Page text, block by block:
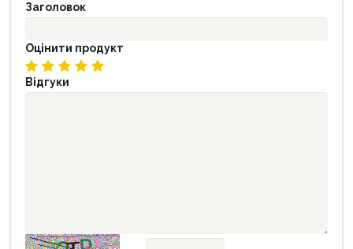
Заголовок
Оцінити продукт
Відгуки